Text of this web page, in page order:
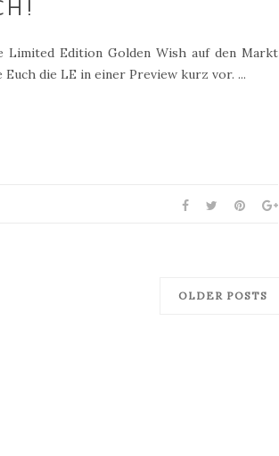
Edition Golden Wish auf den Markt
die LE in einer Preview kurz vor. ...
OLDER POSTS